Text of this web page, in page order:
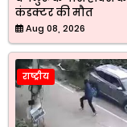
कंडक्टर की मौत
Aug 08, 2026
राष्ट्रीय